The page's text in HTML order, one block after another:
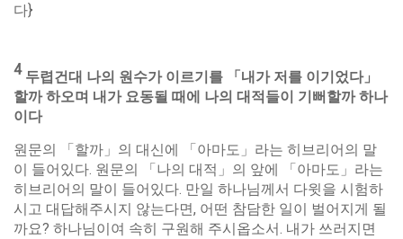
다}
4 두렵건대 나의 원수가 이르기를 「내가 저를 이기었다」
할까 하오며 내가 요동될 때에 나의 대적들이 기뻐할까 하나
이다
원문의 「할까」의 대신에 「아마도」라는 히브리어의 말
이 들어있다. 원문의 「나의 대적」의 앞에 「아마도」라는
히브리어의 말이 들어있다. 만일 하나님께서 다윗을 시험하
시고 대답해주시지 않는다면, 어떤 참담한 일이 벌어지게 될
까요? 하나님이여 속히 구원해 주시옵소서. 내가 쓰러지면